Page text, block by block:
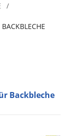
Backbleche